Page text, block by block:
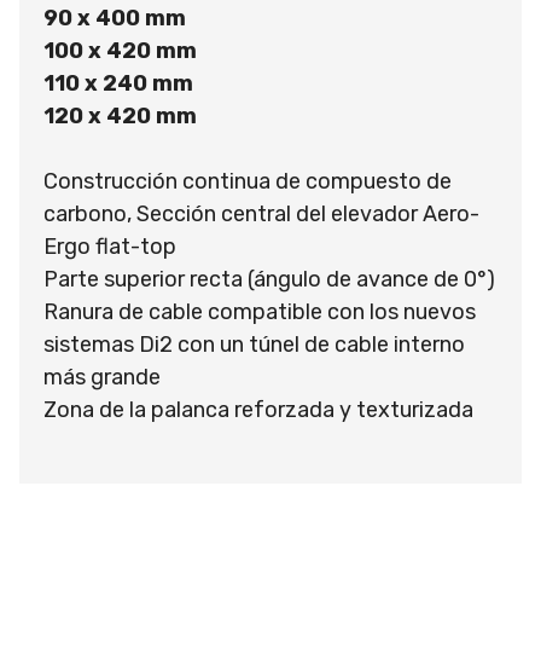
90 x 400 mm
100 x 420 mm
110 x 240 mm
120 x 420 mm
Construcción continua de compuesto de
carbono, Sección central del elevador Aero-
Ergo flat-top
Parte superior recta (ángulo de avance de 0°)
Ranura de cable compatible con los nuevos
sistemas Di2 con un túnel de cable interno
más grande
Zona de la palanca reforzada y texturizada